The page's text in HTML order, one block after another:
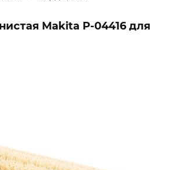
Makita P-04416 для